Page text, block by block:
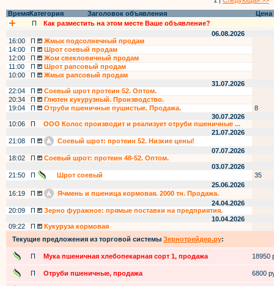
ВремяКатегория Заголовок объявления
Цена
П
Как разместить на этом месте Ваше объявление?
06.08.2026
16:00
П
Жмых подсолнечный продам
14:00
П
Шрот соевый продам
12:00
П
Жом свекловичный продам
11:00
П
Шрот рапсовый продам
10:00
П
Жмых рапсовый продам
31.07.2026
22:04
П
Соевый шрот протеин 52. Оптом.
20:34
П
Глютен кукурузный. Производство.
19:04
П Отруби пшеничные пушистые. Продажа.
8
30.07.2026
10:06
П
ООО Колос производит и реализует отруби пшеничные ...
21.07.2026
21:08
П
Соевый шрот: протеин 52. Низкие цены!
07.07.2026
18:02
П
Соевый шрот: протеин 48-52. Оптом.
03.07.2026
21:50
П Шрот соевый
35
25.06.2026
16:19
П
Ячмень и пшеница кормовая. 2000 тн. Продажа.
24.04.2026
20:09
П
Зерно фуражное: прямые поставки на предприятия.
10.04.2026
09:22
П
Кукуруза кормовая
Текущие предложения из торговой системы Зернотрейдер.ру:
П Мука пшеничная хлебопекарная сорт 1, продажа 18950
П Отруби пшеничные, продажа 6800